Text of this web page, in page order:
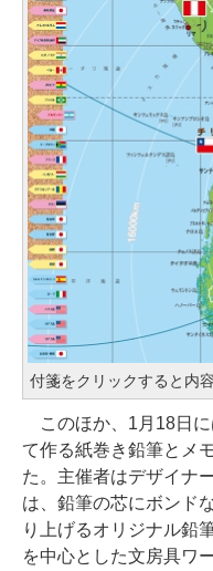
付箋をクリックすると内
このほか、1月18日に
て作る紙巻き鉛筆とメ
た。主催者はデザイナ
は、鉛筆の芯にボンド
り上げるオリジナル鉛
を中心とした文房具ワ